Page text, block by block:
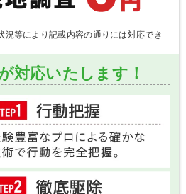
等により記載内容の通りには対応でき
対応いたします！